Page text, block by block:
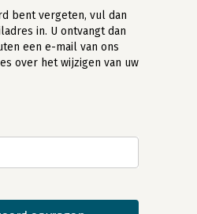
bent vergeten, vul dan
in. U ontvangt dan
een e-mail van ons
over het wijzigen van uw